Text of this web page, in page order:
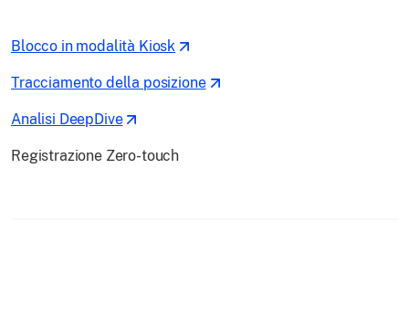
Blocco in modalità Kiosk
Tracciamento della posizione
Analisi DeepDive
Registrazione Zero-touch